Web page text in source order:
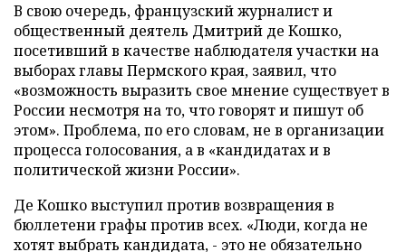
В свою очередь, французский журналист и
общественный деятель Дмитрий де Кошко,
посетивший в качестве наблюдателя участки на
выборах главы Пермского края, заявил, что
«возможность выразить свое мнение существует в
России несмотря на то, что говорят и пишут об
этом». Проблема, по его словам, не в организации
процесса голосования, а в «кандидатах и в
политической жизни России».
Де Кошко выступил против возвращения в
бюллетени графы против всех. «Люди, когда не
хотят выбрать кандидата, - это не обязательно